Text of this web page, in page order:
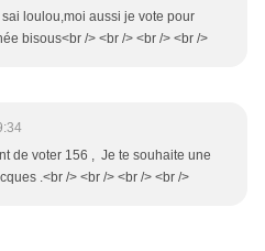
sai loulou,moi aussi je vote pour
bisous<br /> <br /> <br /> <br />
de voter 156 , Je te souhaite une
.<br /> <br /> <br /> <br />